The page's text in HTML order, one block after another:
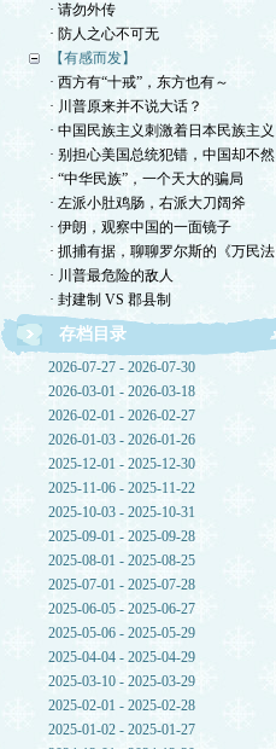
· 请勿外传
· 防人之心不可无
【有感而发】
· 西方有“十戒”，东方也有～
· 川普原来并不说大话？
· 中国民族主义刺激着日本民族主义
· 别担心美国总统犯错，中国却不然
· “中华民族”，一个天大的骗局
· 左派小肚鸡肠，右派大刀阔斧
· 伊朗，观察中国的一面镜子
· 抓捕有据，聊聊罗尔斯的《万民法
· 川普最危险的敌人
· 封建制 VS 郡县制
存档目录
2026-07-27 - 2026-07-30
2026-03-01 - 2026-03-18
2026-02-01 - 2026-02-27
2026-01-03 - 2026-01-26
2025-12-01 - 2025-12-30
2025-11-06 - 2025-11-22
2025-10-03 - 2025-10-31
2025-09-01 - 2025-09-28
2025-08-01 - 2025-08-25
2025-07-01 - 2025-07-28
2025-06-05 - 2025-06-27
2025-05-06 - 2025-05-29
2025-04-04 - 2025-04-29
2025-03-10 - 2025-03-29
2025-02-01 - 2025-02-28
2025-01-02 - 2025-01-27